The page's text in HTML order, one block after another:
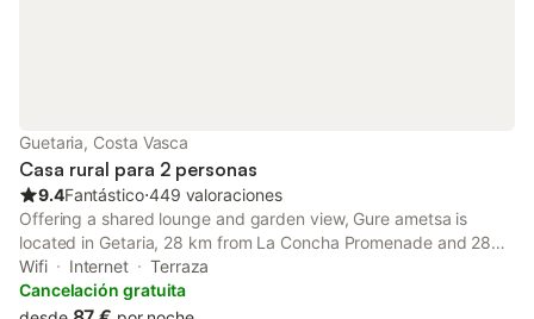
Guetaria, Costa Vasca
Casa rural para 2 personas
9.4Fantástico⋅449 valoraciones
Offering a shared lounge and garden view, Gure ametsa is
located in Getaria, 28 km from La Concha Promenade and 28
km from Peine del Viento Sculptures. The property features sea
and mountain views, and is less than 1 km from Playa de
Orruaga.
Wifi Internet
Terraza
Cancelación gratuita